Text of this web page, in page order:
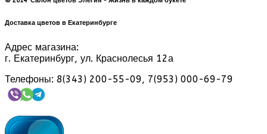
Доставка цветов в Екатеринбурге
Адрес магазина:
г. Екатеринбург, ул. Краснолесья 12а
Телефоны: 8(343) 200-55-09, 7(953) 000-69-79